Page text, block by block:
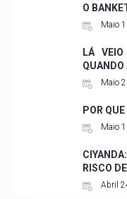
O
Maio
LÁ
QUANDO
Maio
POR
Maio
RISCO
Abril